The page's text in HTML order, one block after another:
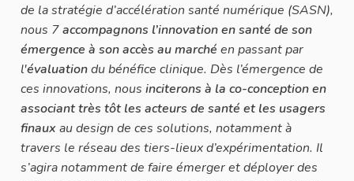
de la stratégie d’accélération santé numérique (SASN),
nous 7accompagnons l’innovation en santé de son
émergence à son accès au marché en passant par
l'évaluationdu bénéfice clinique. Dès l’émergence de
ces innovations, nous inciterons à la co-conception en
associant très tôt les acteurs de santé et les usagers
finaux au design de ces solutions, notamment à
travers le réseau des tiers-lieux d’expérimentation. Il
s’agira notamment de faire émerger et déployer des